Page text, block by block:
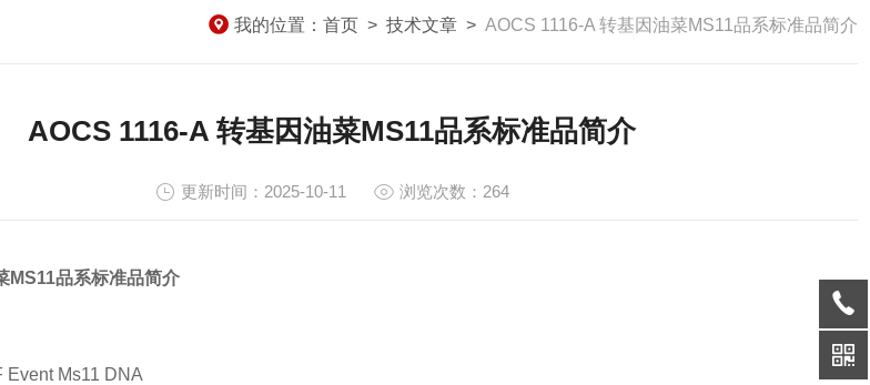
我的位置： 首页 > 技术文章 > AOCS 1116-A 转基因油菜MS11品系标准品简介
AOCS 1116-A 转基因油菜MS11品系标准品简介
更新时间：2025-10-11 浏览次数：264
MS11品系标准品简介
Ms11 DNA